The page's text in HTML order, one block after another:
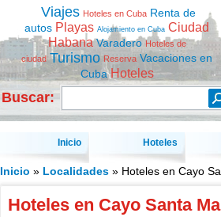
Viajes Hoteles en Cuba Renta de
autos Playas Alojamiento en Cuba Ciudad
Habana Varadero Hoteles de
ciudad Turismo Reserva Vacaciones en
Cuba Hoteles
Buscar:
Inicio Hoteles
Inicio » Localidades» Hoteles en Cayo
Hoteles en Cayo Santa